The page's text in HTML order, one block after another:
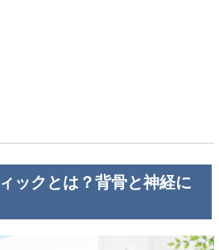
ックとは？背骨と神経に